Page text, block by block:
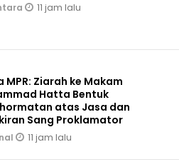
11 jam lalu
MPR: Ziarah ke Makam
Hatta Bentuk
atas Jasa dan
Sang Proklamator
11 jam lalu